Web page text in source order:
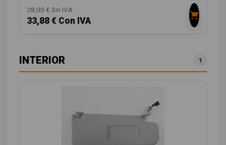
28,00 € Sin IVA
33,88 € Con IVA
INTERIOR 1